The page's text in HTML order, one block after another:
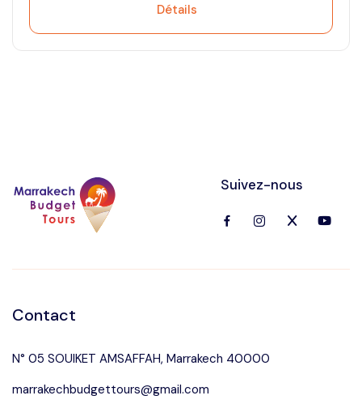
Détails
Suivez-nous
Contact
N° 05 SOUIKET AMSAFFAH, Marrakech 40000
marrakechbudgettours@gmail.com